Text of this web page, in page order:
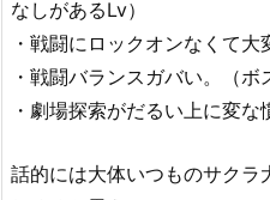
なしがあるLv）
・戦闘にロックオンなくて大
・戦闘バランスガバい。（ボ
・劇場探索がだるい上に変な
話的には大体いつものサクラ